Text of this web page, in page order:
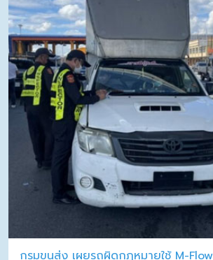
กรมขนส่ง เผยรถผิดกฎหมายใช้ M-